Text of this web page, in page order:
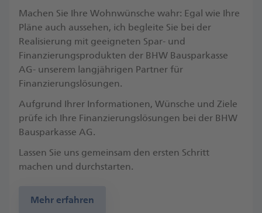
Machen Sie Ihre Wohnwünsche wahr: Egal wie Ihre
Pläne auch aussehen, ich begleite Sie bei der
Realisierung mit geeigneten Spar- und
Finanzierungsprodukten der BHW Bausparkasse
AG- unserem langjährigen Partner für
Finanzierungslösungen.
Aufgrund Ihrer Informationen, Wünsche und Ziele
prüfe ich Ihre Finanzierungslösungen bei der BHW
Bausparkasse AG.
Lassen Sie uns gemeinsam den ersten Schritt
machen und durchstarten.
Mehr erfahren